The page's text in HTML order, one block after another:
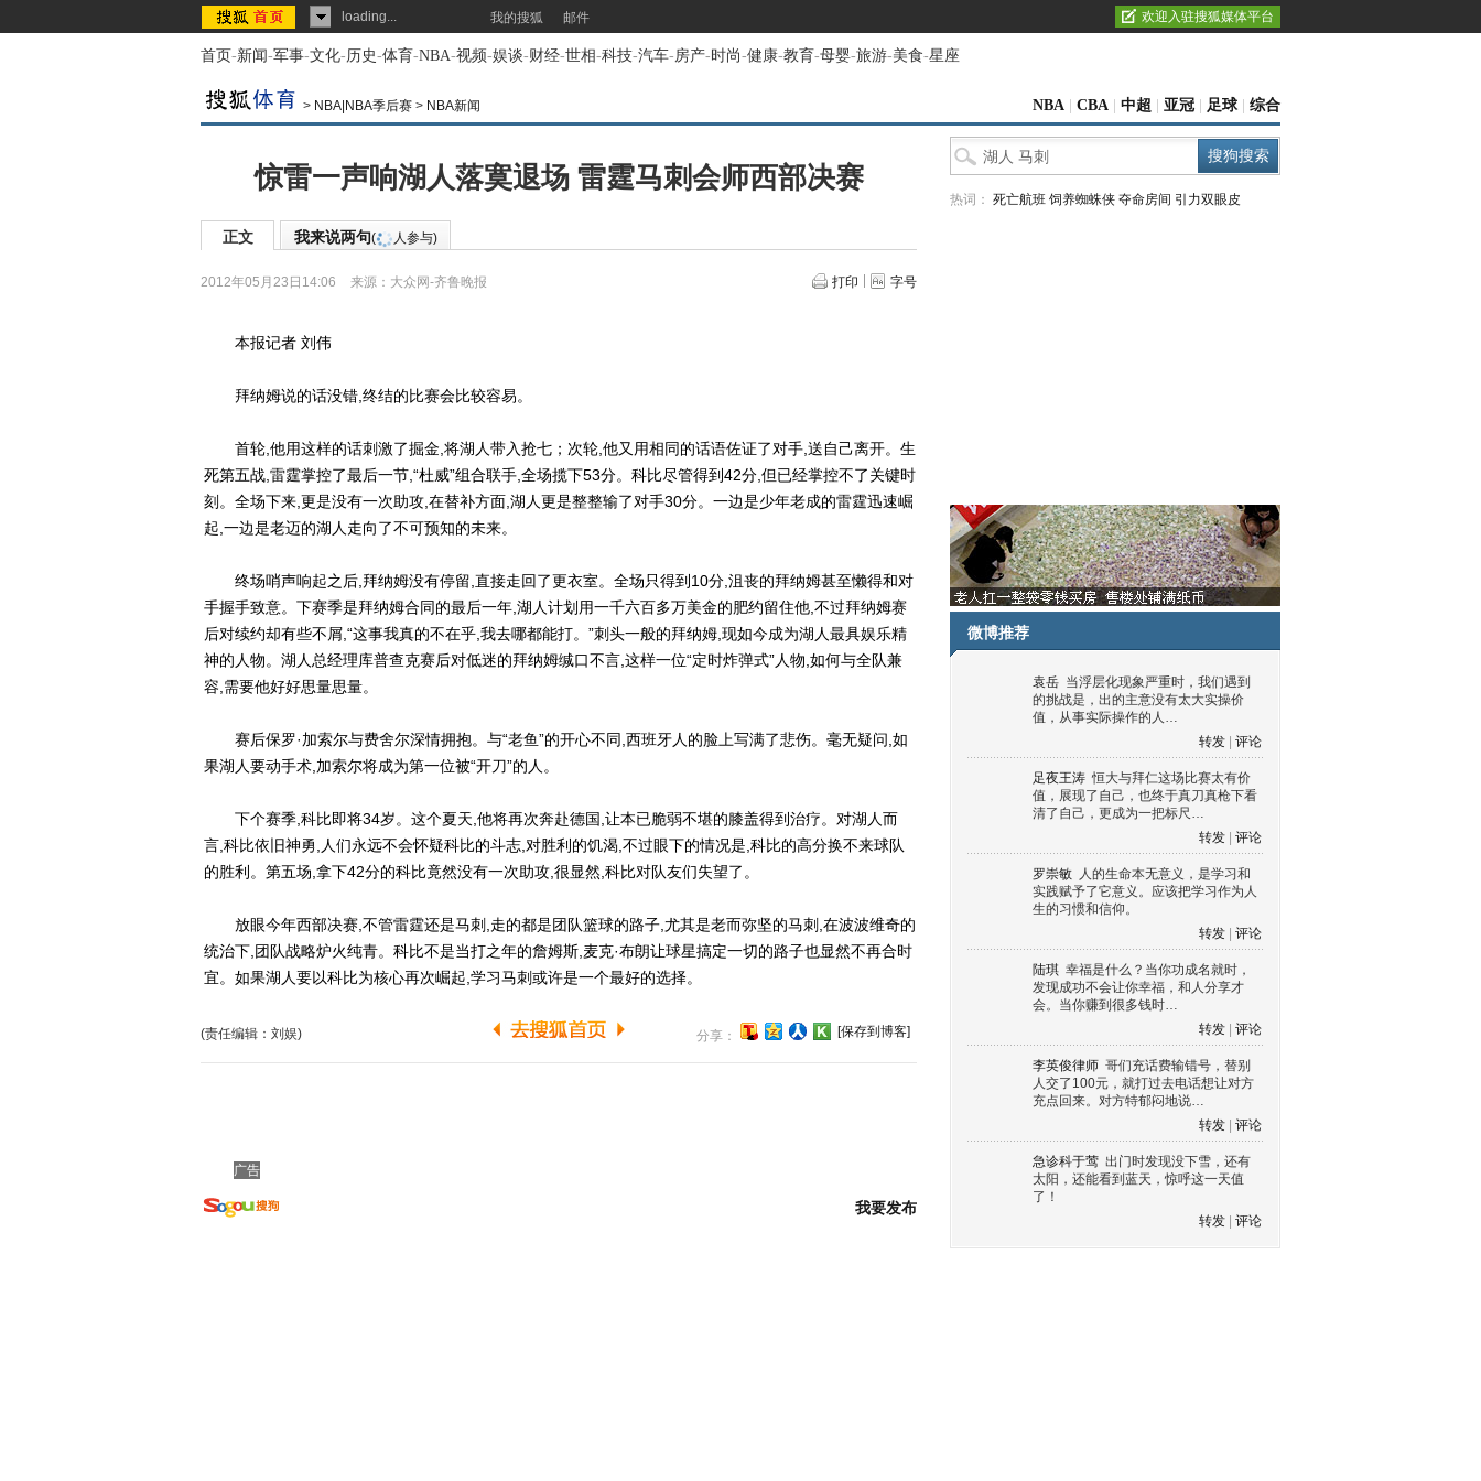
loading... 我的搜狐 邮件 欢迎入驻搜狐媒体平台
首页-新闻-军事-文化-历史-体育-NBA-视频-娱谈-财经-世相-科技-汽车-房产-时尚-健康-教育-母婴-旅游-美食-星座
> NBA|NBA季后赛 > NBA新闻 NBA CBA 中超 亚冠 足球 综合
惊雷一声响湖人落寞退场 雷霆马刺会师西部决赛
正文 我来说两句( 人参与)
2012年05月23日14:06 来源： 大众网-齐鲁晚报 打印 字号
本报记者 刘伟
拜纳姆说的话没错,终结的比赛会比较容易。
首轮,他用这样的话刺激了掘金,将湖人带入抢七；次轮,他又用相同的话语佐证了对手,送自己离开。生
死第五战,雷霆掌控了最后一节,“杜威”组合联手,全场揽下53分。科比尽管得到42分,但已经掌控不了关键时
刻。全场下来,更是没有一次助攻,在替补方面,湖人更是整整输了对手30分。一边是少年老成的雷霆迅速崛
起,一边是老迈的湖人走向了不可预知的未来。
终场哨声响起之后,拜纳姆没有停留,直接走回了更衣室。全场只得到10分,沮丧的拜纳姆甚至懒得和对
手握手致意。下赛季是拜纳姆合同的最后一年,湖人计划用一千六百多万美金的肥约留住他,不过拜纳姆赛
后对续约却有些不屑,“这事我真的不在乎,我去哪都能打。”刺头一般的拜纳姆,现如今成为湖人最具娱乐精
神的人物。湖人总经理库普查克赛后对低迷的拜纳姆缄口不言,这样一位“定时炸弹式”人物,如何与全队兼
容,需要他好好思量思量。
赛后保罗·加索尔与费舍尔深情拥抱。与“老鱼”的开心不同,西班牙人的脸上写满了悲伤。毫无疑问,如
果湖人要动手术,加索尔将成为第一位被“开刀”的人。
下个赛季,科比即将34岁。这个夏天,他将再次奔赴德国,让本已脆弱不堪的膝盖得到治疗。对湖人而
言,科比依旧神勇,人们永远不会怀疑科比的斗志,对胜利的饥渴,不过眼下的情况是,科比的高分换不来球队
的胜利。第五场,拿下42分的科比竟然没有一次助攻,很显然,科比对队友们失望了。
放眼今年西部决赛,不管雷霆还是马刺,走的都是团队篮球的路子,尤其是老而弥坚的马刺,在波波维奇的
统治下,团队战略炉火纯青。科比不是当打之年的詹姆斯,麦克·布朗让球星搞定一切的路子也显然不再合时
宜。如果湖人要以科比为核心再次崛起,学习马刺或许是一个最好的选择。
(责任编辑：刘娱) 分享： [保存到博客]
广告
我要发布
热词： 死亡航班 饲养蜘蛛侠 夺命房间 引力双眼皮
微博推荐
袁岳 当浮层化现象严重时，我们遇到
的挑战是，出的主意没有太大实操价
值，从事实际操作的人…
转发
评论
足夜王涛 恒大与拜仁这场比赛太有价
值，展现了自己，也终于真刀真枪下看
清了自己，更成为一把标尺…
转发
评论
罗崇敏 人的生命本无意义，是学习和
实践赋予了它意义。应该把学习作为人
生的习惯和信仰。
转发
评论
陆琪 幸福是什么？当你功成名就时，
发现成功不会让你幸福，和人分享才
会。当你赚到很多钱时…
转发
评论
李英俊律师 哥们充话费输错号，替别
人交了100元，就打过去电话想让对方
充点回来。对方特郁闷地说…
转发
评论
急诊科于莺 出门时发现没下雪，还有
太阳，还能看到蓝天，惊呼这一天值
了！
转发
评论